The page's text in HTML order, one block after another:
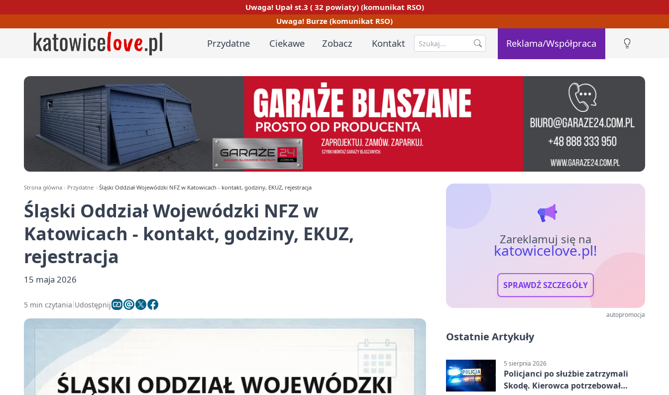
Uwaga! Upał st.3 ( 32 powiaty) (komunikat RSO)
Uwaga! Burze (komunikat RSO)
Przydatne Ciekawe Zobacz Kontakt Reklama/Współpraca
Strona główna Przydatne Śląski Oddział Wojewódzki NFZ w Katowicach - kontakt, godziny, EKUZ, rejestracja
Śląski Oddział Wojewódzki NFZ w
Katowicach - kontakt, godziny, EKUZ,
rejestracja
15 maja 2026
5 min czytania Udostępnij
Zareklamuj się na
katowicelove.pl!
SPRAWDŹ SZCZEGÓŁY
autopromocja
Ostatnie Artykuły
5 sierpnia 2026
Policjanci po służbie zatrzymali
Skodę. Kierowca potrzebował